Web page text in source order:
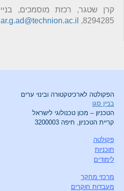
8294285,
ar.g.ad@technion.ac.il
הפקולטה לארכיטקטורה ובינוי ערים
בניין סגו
הטכניון – מכון טכנולוגי לישראל
קריית הטכניון, חיפה 3200003
פקולטה
תוכניות
לימודים
מרכזי מחקר
מעבדות חוקרים